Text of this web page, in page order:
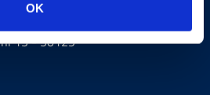
OK
15 - 50129